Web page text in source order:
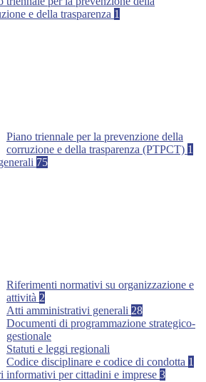
e della trasparenza 1
Piano triennale per la prevenzione della
corruzione e della trasparenza (PTPCT) 1
75
Riferimenti normativi su organizzazione e
attività 2
Atti amministrativi generali 28
Documenti di programmazione strategico-
gestionale
Statuti e leggi regionali
Codice disciplinare e codice di condotta 1
informativi per cittadini e imprese 3